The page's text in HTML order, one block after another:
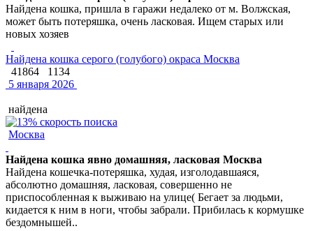
Найдена кошка, пришла в гаражи недалеко от м. Волжская,
может быть потеряшка, очень ласковая. Ищем старых или
новых хозяев
Найдена кошка серого (голубого) окраса Москва
41864
1134
5 января 2026
найдена
Москва
Найдена кошка явно домашняя, ласковая Москва
Найдена кошечка-потеряшка, худая, изголодавшаяся,
абсолютно домашняя, ласковая, совершенно не
приспособленная к выживаю на улице( Бегает за людьми,
кидается к ним в ноги, чтобы забрали. Прибилась к кормушке
бездомнышей..